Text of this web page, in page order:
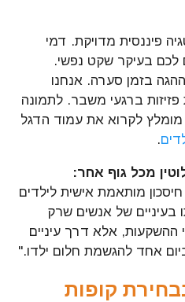
פיננסית מדויקת. דמי
לכם בעיקר שקט נפשי.
בזמן סערה. אנחנו
ברגעי משבר. לתמונה
לקרוא את עמוד הדגל
.
מכל גוף אחר:
מותאמת אישית לילדים
בעיניים של אנשים שרק
אלא דרך עיניים
אחד להגשמת חלום ילדו."
קופות